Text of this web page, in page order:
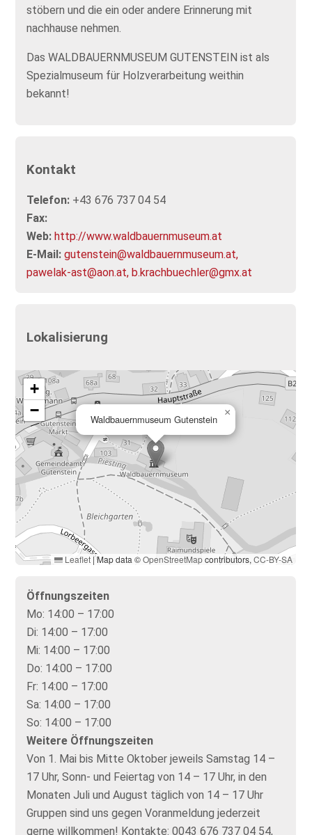
stöbern und die ein oder andere Erinnerung mit
nachhause nehmen.
Das WALDBAUERNMUSEUM GUTENSTEIN ist als
Spezialmuseum für Holzverarbeitung weithin
bekannt!
Kontakt
Telefon: +43 676 737 04 54
Fax:
Web: http://www.waldbauernmuseum.at
E-Mail: gutenstein@waldbauernmuseum.at,
pawelak-ast@aon.at, b.krachbuechler@gmx.at
Lokalisierung
Waldbauernmuseum Gutenstein
×
+
−
Leaflet |Map data ©OpenStreetMapcontributors,CC-BY-SA
Öffnungszeiten
Mo: 14:00 – 17:00
Di: 14:00 – 17:00
Mi: 14:00 – 17:00
Do: 14:00 – 17:00
Fr: 14:00 – 17:00
Sa: 14:00 – 17:00
So: 14:00 – 17:00
Weitere Öffnungszeiten
Von 1. Mai bis Mitte Oktober jeweils Samstag 14 –
17 Uhr, Sonn- und Feiertag von 14 – 17 Uhr, in den
Monaten Juli und August täglich von 14 – 17 Uhr
Gruppen sind uns gegen Voranmeldung jederzeit
gerne willkommen! Kontakte: 0043 676 737 04 54,